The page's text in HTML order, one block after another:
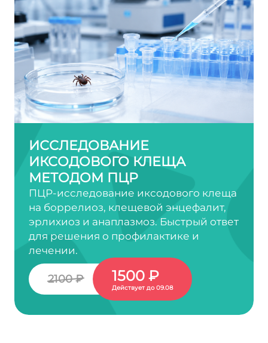
ИССЛЕДОВАНИЕ
ИКСОДОВОГО КЛЕЩА
МЕТОДОМ ПЦР
ПЦР-исследование иксодового клеща
на боррелиоз, клещевой энцефалит,
эрлихиоз и анаплазмоз. Быстрый ответ
для решения о профилактике и
лечении.
2100 ₽ 1500 ₽
Действует до 09.08